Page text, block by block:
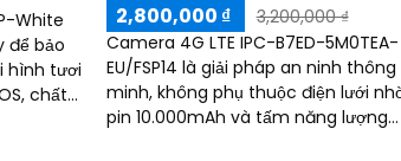
White
để bảo
chất
2,800,000 ₫
3,200,000 ₫
Camera 4G LTE IPC-B7ED-5M0TEA-
EU/FSP14 là giải pháp an ninh thông
minh, không phụ thuộc điện lưới
pin 10.000mAh và tấm năng lượng